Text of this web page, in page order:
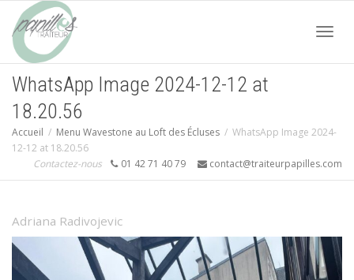
WhatsApp Image 2024-12-12 at
18.20.56
Accueil Menu Wavestone au Loft des Écluses
WhatsApp Image 2024-
12-12 at 18.20.56
Contactez-nous
01 42 71 40 79 contact@traiteurpapilles.com
Adriana Radivojevic